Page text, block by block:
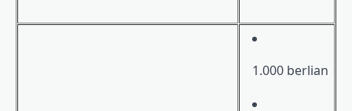
1.000 berlian